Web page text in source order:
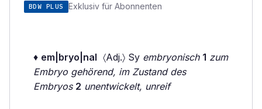
BDW PLUS Exklusiv für Abonnenten
♦ em|bryo|nal 〈Adj.〉 Sy embryonisch 1 zum
Embryo gehörend, im Zustand des
Embryos 2 unentwickelt, unreif